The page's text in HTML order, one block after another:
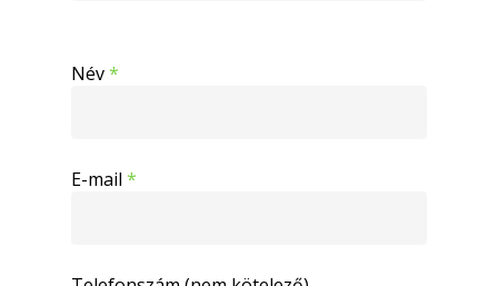
Név*
E-mail *